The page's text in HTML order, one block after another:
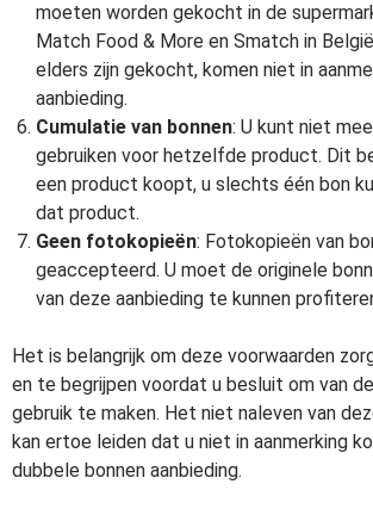
moeten worden gekocht in de
Match Food & More en Smatch in
elders zijn gekocht, komen niet in
aanbieding.
Cumulatie van bonnen: U kunt niet
gebruiken voor hetzelfde product. Dit
een product koopt, u slechts één bon
dat product.
Geen fotokopieën: Fotokopieën van
geaccepteerd. U moet de originele
van deze aanbieding te kunnen
Het is belangrijk om deze voorwaarden
en te begrijpen voordat u besluit om van
gebruik te maken. Het niet naleven van
kan ertoe leiden dat u niet in aanmerking
dubbele bonnen aanbieding.